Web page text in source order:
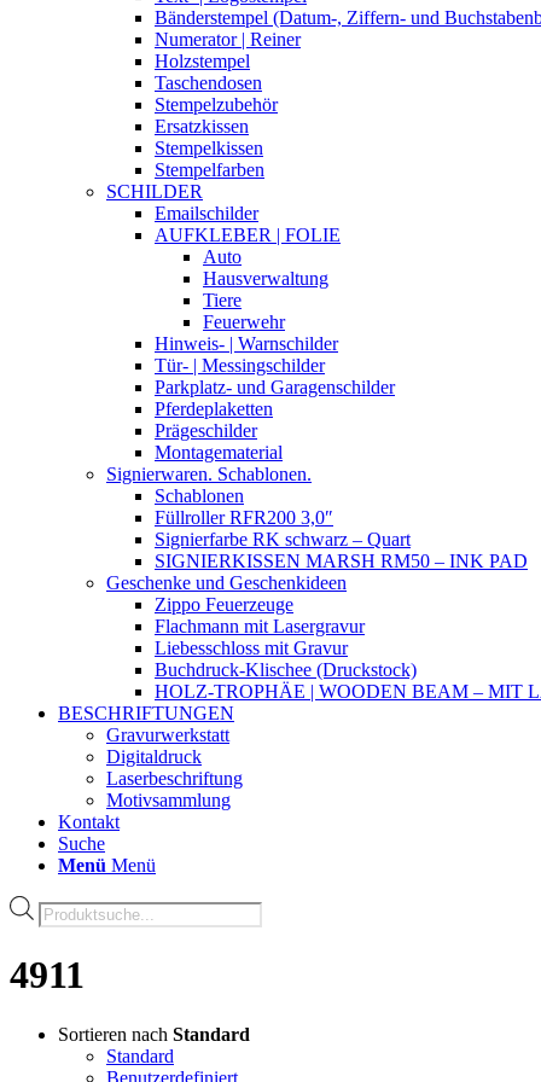
Bänderstempel (Datum-, Ziffern- und
Numerator | Reiner
Holzstempel
Taschendosen
Stempelzubehör
Ersatzkissen
Stempelkissen
Stempelfarben
SCHILDER
Emailschilder
AUFKLEBER | FOLIE
Auto
Hausverwaltung
Tiere
Feuerwehr
Hinweis- | Warnschilder
Tür- | Messingschilder
Parkplatz- und Garagenschilder
Pferdeplaketten
Prägeschilder
Montagematerial
Signierwaren. Schablonen.
Schablonen
Füllroller RFR200 3,0″
Signierfarbe RK schwarz – Quart
SIGNIERKISSEN MARSH RM50 – INK PAD
Geschenke und Geschenkideen
Zippo Feuerzeuge
Flachmann mit Lasergravur
Liebesschloss mit Gravur
Buchdruck-Klischee (Druckstock)
HOLZ-TROPHÄE | WOODEN BEAM – MIT
BESCHRIFTUNGEN
Gravurwerkstatt
Digitaldruck
Laserbeschriftung
Motivsammlung
Kontakt
Suche
Menü Menü
Products
search
4911
Sortieren nach Standard
Standard
Benutzerdefiniert